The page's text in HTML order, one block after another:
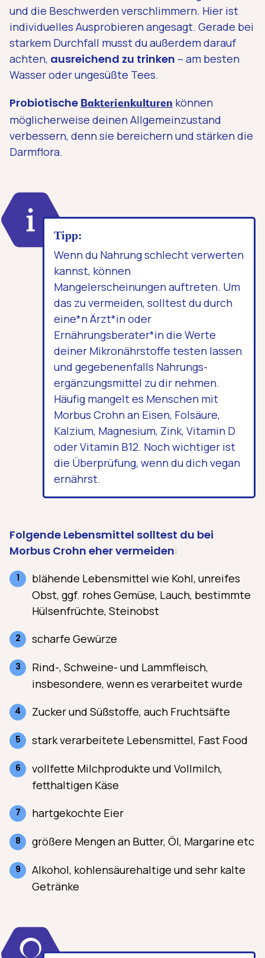
und die Beschwerden verschlimmern. Hier ist
individuelles Ausprobieren angesagt. Gerade bei
starkem Durchfall musst du außerdem darauf
achten, ausreichend zu trinken – am besten
Wasser oder ungesüßte Tees.
Probiotische Bakterien­kulturen können
möglicherweise deinen Allgemeinzustand
verbessern, denn sie bereichern und stärken die
Darmflora.
Tipp:
Wenn du Nahrung schlecht verwerten
kannst, können
Mangelerscheinungen auftreten. Um
das zu vermeiden, solltest du durch
eine*n Ärzt*in oder
Ernährungsberater*in die Werte
deiner Mikronährstoffe testen lassen
und gegebenenfalls Nahrungs­
ergänzungs­mittel zu dir nehmen.
Häufig mangelt es Menschen mit
Morbus Crohn an Eisen, Folsäure,
Kalzium, Magnesium, Zink, Vitamin D
oder Vitamin B12. Noch wichtiger ist
die Überprüfung, wenn du dich vegan
ernährst.
Folgende Lebensmittel solltest du bei
Morbus Crohn eher vermeiden:
blähende Lebensmittel wie Kohl, unreifes
Obst, ggf. rohes Gemüse, Lauch, bestimmte
Hülsenfrüchte, Steinobst
scharfe Gewürze
Rind-, Schweine- und Lammfleisch,
insbesondere, wenn es verarbeitet wurde
Zucker und Süßstoffe, auch Fruchtsäfte
stark verarbeitete Lebensmittel, Fast Food
vollfette Milchprodukte und Vollmilch,
fetthaltigen Käse
hartgekochte Eier
größere Mengen an Butter, Öl, Margarine etc
Alkohol, kohlensäurehaltige und sehr kalte
Getränke